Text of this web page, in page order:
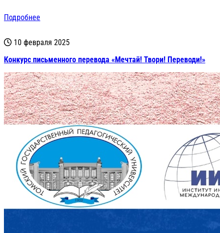
Подробнее
10 февраля 2025
Конкурс письменного перевода «Мечтай! Твори! Переводи!»